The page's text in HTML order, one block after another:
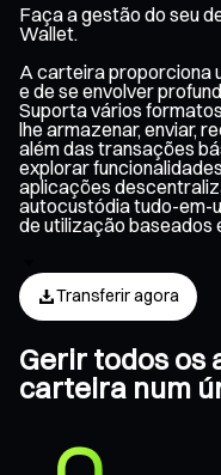
Faça a gestão do seu
Wallet.
A carteira proporciona
e de se envolver
Suporta vários
lhe armazenar, enviar,
além das transações
explorar
aplicações
autocustódia tudo-em-
de utilização baseados
Transferir agora
Gerir todos os
carteira num